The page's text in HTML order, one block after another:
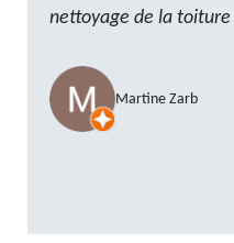
nettoyage de la
nous savons que nous
GOT. Très content de
recommander sans
Martine Zarb